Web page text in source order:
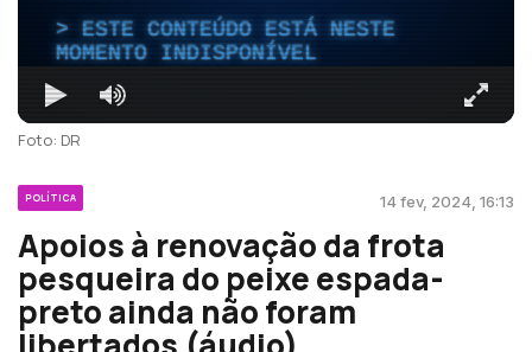
ESTE CONTEÚDO ESTÁ NESTE
MOMENTO INDISPONÍVEL
Foto: DR
POLÍTICA 14 fev, 2024, 16:13
Apoios à renovação da frota
pesqueira do peixe espada-
preto ainda não foram